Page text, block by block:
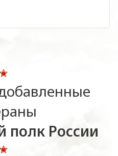
полк России